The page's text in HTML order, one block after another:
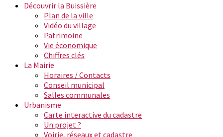
Découvrir la Buissière
Plan de la ville
Vidéo du village
Patrimoine
Vie économique
Chiffres clés
La Mairie
Horaires / Contacts
Conseil municipal
Salles communales
Urbanisme
Carte interactive du cadastre
Un projet ?
Voirie, réseaux et cadastre